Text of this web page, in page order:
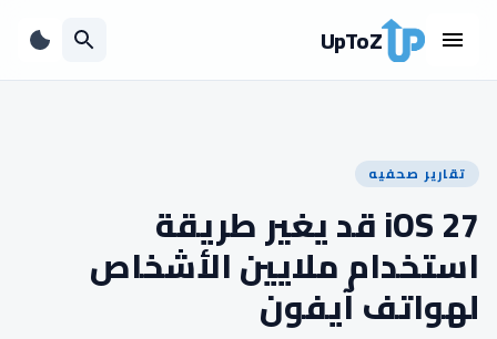
UpToZ
تقارير صحفيه
iOS 27 قد يغير طريقة
استخدام ملايين الأشخاص
لهواتف آيفون